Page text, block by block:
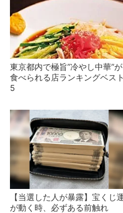
東京都内で極旨”冷やし中華”が
食べられる店ランキングベスト
5
【当選した人が暴露】宝くじ
が動く時、必ずある前触れ